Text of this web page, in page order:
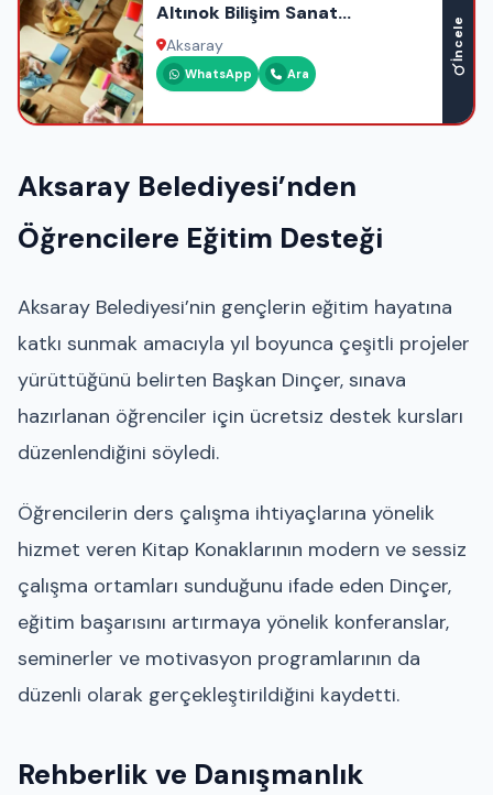
Altınok Bilişim Sanat
Akademisi
Aksaray
WhatsApp Ara
İncele
Aksaray Belediyesi’nden
Öğrencilere Eğitim Desteği
Aksaray Belediyesi’nin gençlerin eğitim hayatına
katkı sunmak amacıyla yıl boyunca çeşitli projeler
yürüttüğünü belirten Başkan Dinçer, sınava
hazırlanan öğrenciler için ücretsiz destek kursları
düzenlendiğini söyledi.
Öğrencilerin ders çalışma ihtiyaçlarına yönelik
hizmet veren Kitap Konaklarının modern ve sessiz
çalışma ortamları sunduğunu ifade eden Dinçer,
eğitim başarısını artırmaya yönelik konferanslar,
seminerler ve motivasyon programlarının da
düzenli olarak gerçekleştirildiğini kaydetti.
Rehberlik ve Danışmanlık